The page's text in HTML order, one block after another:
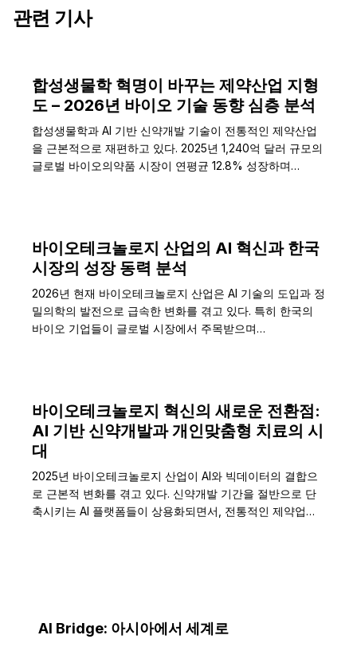
관련 기사
합성생물학 혁명이 바꾸는 제약산업 지형
도 – 2026년 바이오 기술 동향 심층 분석
합성생물학과 AI 기반 신약개발 기술이 전통적인 제약산업
을 근본적으로 재편하고 있다. 2025년 1,240억 달러 규모의
글로벌 바이오의약품 시장이 연평균 12.8% 성장하며…
바이오테크놀로지 산업의 AI 혁신과 한국
시장의 성장 동력 분석
2026년 현재 바이오테크놀로지 산업은 AI 기술의 도입과 정
밀의학의 발전으로 급속한 변화를 겪고 있다. 특히 한국의
바이오 기업들이 글로벌 시장에서 주목받으며…
바이오테크놀로지 혁신의 새로운 전환점:
AI 기반 신약개발과 개인맞춤형 치료의 시
대
2025년 바이오테크놀로지 산업이 AI와 빅데이터의 결합으
로 근본적 변화를 겪고 있다. 신약개발 기간을 절반으로 단
축시키는 AI 플랫폼들이 상용화되면서, 전통적인 제약업계
AI Bridge: 아시아에서 세계로